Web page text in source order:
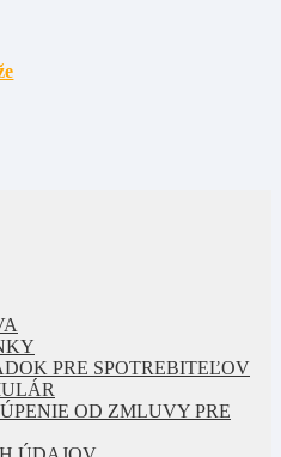
PRE SPOTREBITEĽOV
OD ZMLUVY PRE